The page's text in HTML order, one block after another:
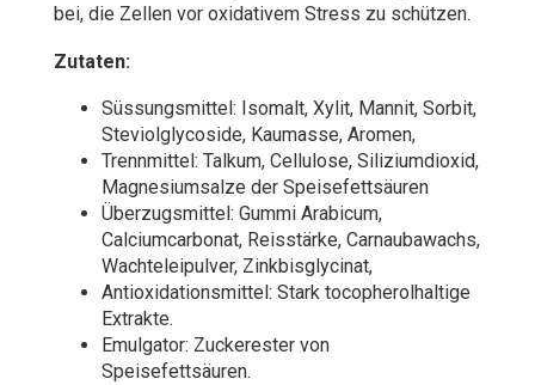
bei, die Zellen vor oxidativem Stress zu schützen.
Zutaten:
Süssungsmittel: Isomalt, Xylit, Mannit, Sorbit,
Steviolglycoside, Kaumasse, Aromen,
Trennmittel: Talkum, Cellulose, Siliziumdioxid,
Magnesiumsalze der Speisefettsäuren
Überzugsmittel: Gummi Arabicum,
Calciumcarbonat, Reisstärke, Carnaubawachs,
Wachteleipulver, Zinkbisglycinat,
Antioxidationsmittel: Stark tocopherolhaltige
Extrakte.
Emulgator: Zuckerester von
Speisefettsäuren.